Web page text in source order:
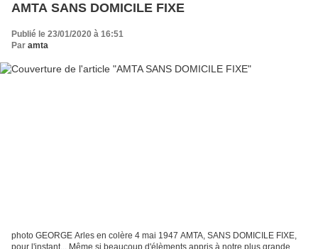
AMTA SANS DOMICILE FIXE
Publié le 23/01/2020 à 16:51
Par amta
photo GEORGE Arles en colère 4 mai 1947 AMTA, SANS DOMICILE FIXE,
pour l'instant... Même si beaucoup d'élèments appris à notre plus grande